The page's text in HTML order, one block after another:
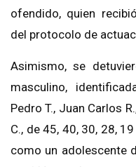
ofendido, quien
del protocolo de
Asimismo, se
masculino,
Pedro T., Juan Carlos
C., de 45, 40, 30, 28,
como un adolescente